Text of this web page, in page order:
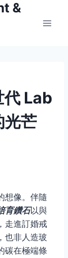
&
代 Lab
芒
想像。伴隨
育鑽石以與
走進訂婚戒
也非人造玻
碳在極端條